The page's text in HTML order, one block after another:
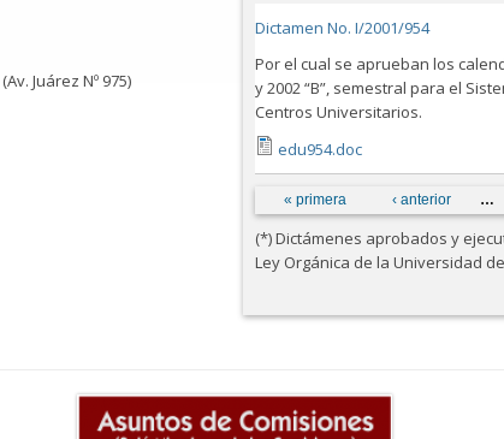
Juárez Nº 975)
Dictamen No. I/2001/954
Por el cual se aprueban los
y 2002 “B”, semestral para el
Centros Universitarios.
edu954.doc
Páginas« primera ‹ anterior …
(*) Dictámenes aprobados y
Ley Orgánica de la Universidad